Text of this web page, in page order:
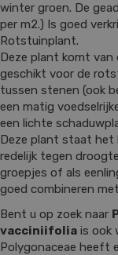
winter groen. De
per m2.) Is goed
Rotstuinplant.
Deze plant komt van
geschikt voor de
tussen stenen (ook
een matig
een lichte
Deze plant staat het
redelijk tegen
groepjes of als
goed combineren
Bent u op zoek naar
vacciniifolia is ook
Polygonaceae heeft